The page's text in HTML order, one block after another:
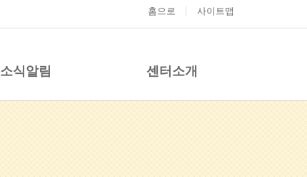
홈으로 사이트맵
소식알림 센터소개